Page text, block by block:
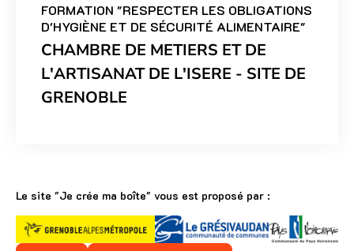
FORMATION "RESPECTER LES OBLIGATIONS
D'HYGIÈNE ET DE SÉCURITÉ ALIMENTAIRE"
CHAMBRE DE METIERS ET DE
L'ARTISANAT DE L'ISERE - SITE DE
GRENOBLE
Le site "Je crée ma boîte" vous est proposé par :